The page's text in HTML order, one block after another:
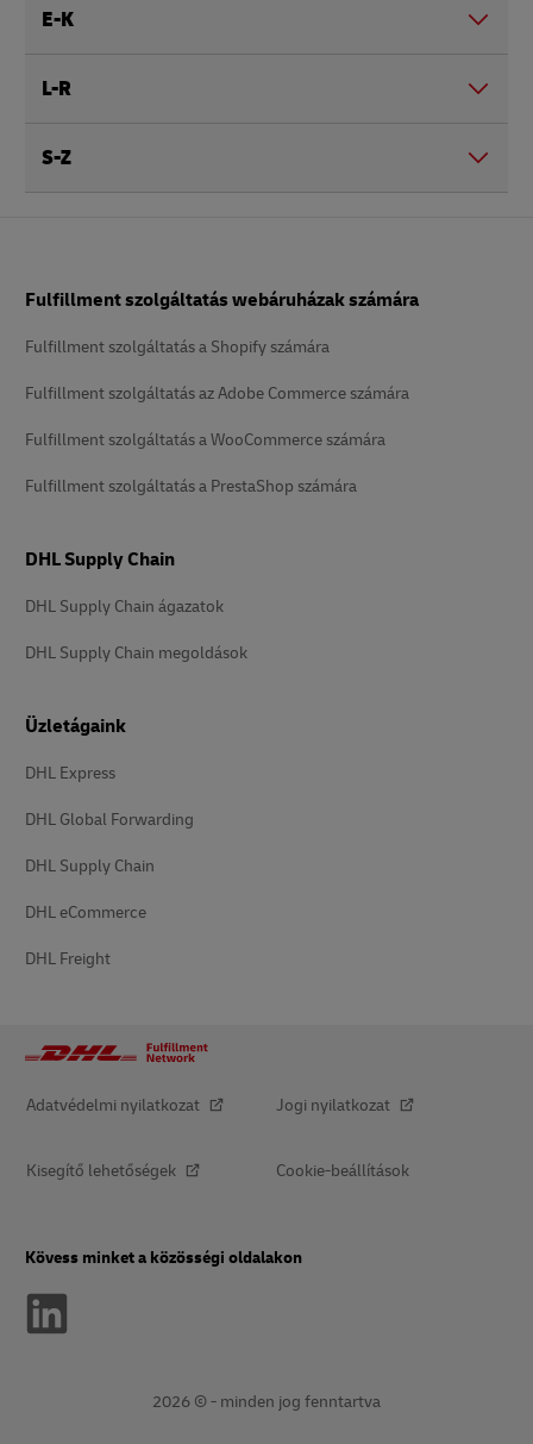
E-K
L-R
S-Z
Fulfillment szolgáltatás webáruházak számára
Fulfillment szolgáltatás a Shopify számára
Fulfillment szolgáltatás az Adobe Commerce számára
Fulfillment szolgáltatás a WooCommerce számára
Fulfillment szolgáltatás a PrestaShop számára
DHL Supply Chain
DHL Supply Chain ágazatok
DHL Supply Chain megoldások
Üzletágaink
DHL Express
DHL Global Forwarding
DHL Supply Chain
DHL eCommerce
DHL Freight
Adatvédelmi nyilatkozat Jogi nyilatkozat
Kisegítő lehetőségek Cookie-beállítások
Kövess minket a közösségi oldalakon
2026 © - minden jog fenntartva